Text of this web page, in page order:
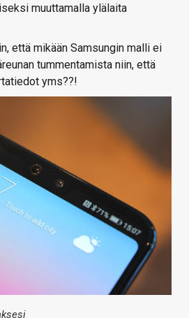
muuttamalla ylälaita
että mikään Samsungin malli ei
tummentamista niin, että
yms??!